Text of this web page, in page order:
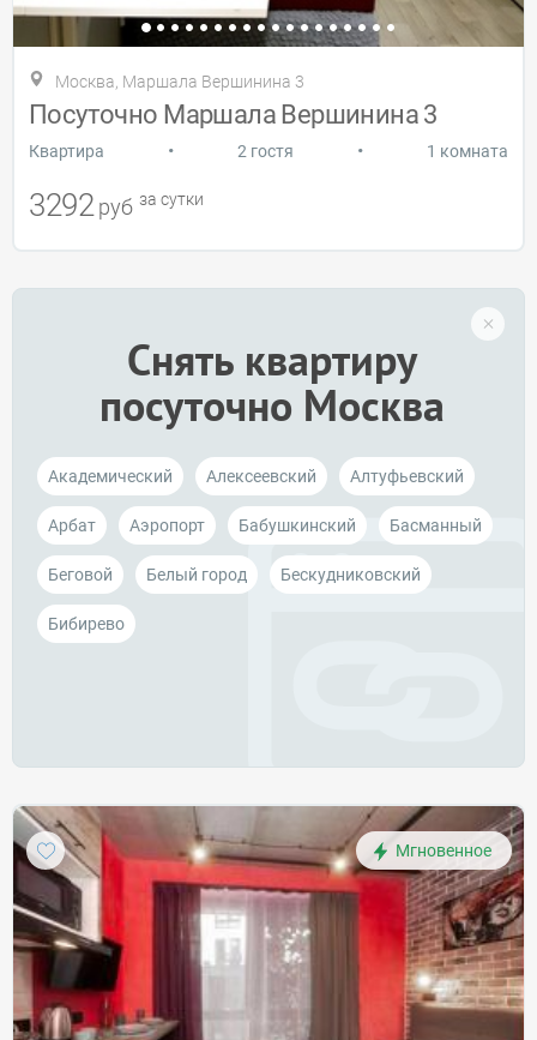
Москва, Маршала Вершинина 3
Посуточно Маршала Вершинина 3
Квартира • 2 гостя • 1 комната
3292 руб за сутки
Снять квартиру
посуточно Москва
Академический Алексеевский Алтуфьевский
Арбат Аэропорт Бабушкинский Басманный
Беговой Белый город Бескудниковский
Бибирево
Мгновенное